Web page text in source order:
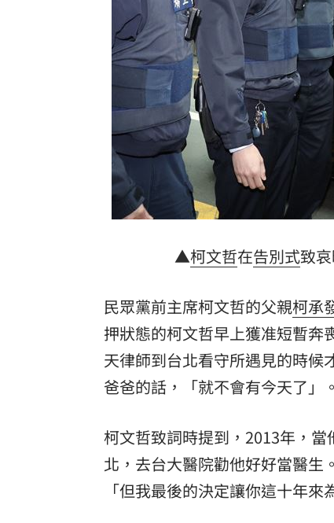
台灣彩券開獎直播中 20:31
LIVE三立+24小時直播 15:27
三立iNEWS新聞台線上直播 18:00
商場戰國來臨 台中「頂奢大道」逐
台彩父親節推新刮刮樂千萬頭獎超「
「拍片人的多重宇宙」職涯論壇9/12
▲柯文哲在告別式致
民眾黨前主席柯文哲的父親柯承
押狀態的柯文哲早上獲准短暫奔
天律師到台北看守所遇見的時候
爸爸的話，「就不會有今天了」。
柯文哲致詞時提到，2013年，
北，去台大醫院勸他好好當醫生
「但我最後的決定讓你這十年